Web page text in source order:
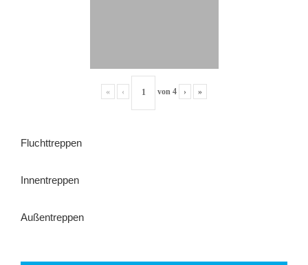
« ‹ von 4 › »
Fluchttreppen
Innentreppen
Außentreppen